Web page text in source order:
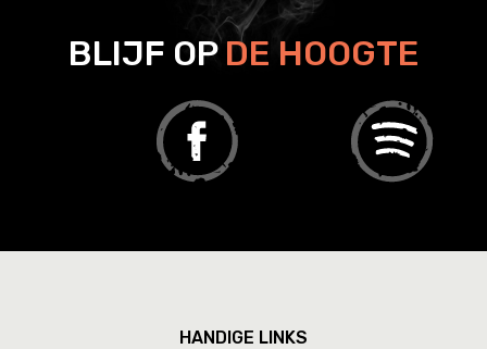
BLIJF OPDE HOOGTE
HANDIGE LINKS